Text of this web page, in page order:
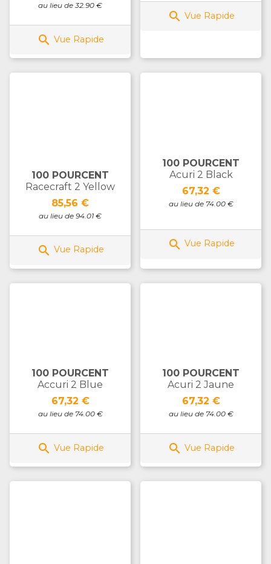
au lieu de 32.90 €
 Vue Rapide
 Vue Rapide
100 POURCENT
Racecraft 2 Yellow
Prix
85,56 €
au lieu de 94.01 €
 Vue Rapide
100 POURCENT
Acuri 2 Black
Prix
67,32 €
au lieu de 74.00 €
 Vue Rapide
100 POURCENT
Accuri 2 Blue
Prix
67,32 €
au lieu de 74.00 €
 Vue Rapide
100 POURCENT
Acuri 2 Jaune
Prix
67,32 €
au lieu de 74.00 €
 Vue Rapide